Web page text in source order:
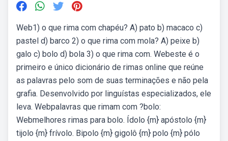
Web1) o que rima com chapéu? A) pato b) macaco c)
pastel d) barco 2) o que rima com mola? A) peixe b)
galo c) bolo d) bola 3) o que rima com. Webeste é o
primeiro e único dicionário de rimas online que reúne
as palavras pelo som de suas terminações e não pela
grafia. Desenvolvido por linguístas especializados, ele
leva. Webpalavras que rimam com ?bolo:
Webmelhores rimas para bolo. Ídolo {m} apóstolo {m}
tijolo {m} frívolo. Bipolo {m} gigolô {m} polo {m} pólo